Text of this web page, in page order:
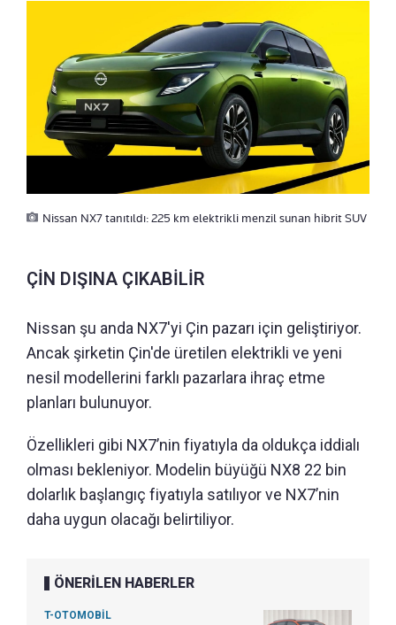
Nissan NX7 tanıtıldı: 225 km elektrikli menzil sunan hibrit SUV
ÇİN DIŞINA ÇIKABİLİR
Nissan şu anda NX7'yi Çin pazarı için geliştiriyor.
Ancak şirketin Çin'de üretilen elektrikli ve yeni
nesil modellerini farklı pazarlara ihraç etme
planları bulunuyor.
Özellikleri gibi NX7’nin fiyatıyla da oldukça iddialı
olması bekleniyor. Modelin büyüğü NX8 22 bin
dolarlık başlangıç fiyatıyla satılıyor ve NX7’nin
daha uygun olacağı belirtiliyor.
ÖNERİLEN HABERLER
T-OTOMOBİL